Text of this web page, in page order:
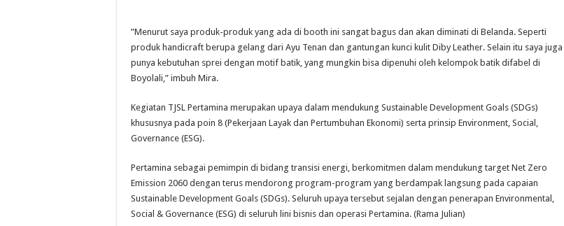
”Menurut saya produk-produk yang ada di booth ini sangat bagus dan akan diminati di Belanda. Seperti
produk handicraft berupa gelang dari Ayu Tenan dan gantungan kunci kulit Diby Leather. Selain itu saya juga
punya kebutuhan sprei dengan motif batik, yang mungkin bisa dipenuhi oleh kelompok batik difabel di
Boyolali,” imbuh Mira.
Kegiatan TJSL Pertamina merupakan upaya dalam mendukung Sustainable Development Goals (SDGs)
khususnya pada poin 8 (Pekerjaan Layak dan Pertumbuhan Ekonomi) serta prinsip Environment, Social,
Governance (ESG).
Pertamina sebagai pemimpin di bidang transisi energi, berkomitmen dalam mendukung target Net Zero
Emission 2060 dengan terus mendorong program-program yang berdampak langsung pada capaian
Sustainable Development Goals (SDGs). Seluruh upaya tersebut sejalan dengan penerapan Environmental,
Social & Governance (ESG) di seluruh lini bisnis dan operasi Pertamina. (Rama Julian)